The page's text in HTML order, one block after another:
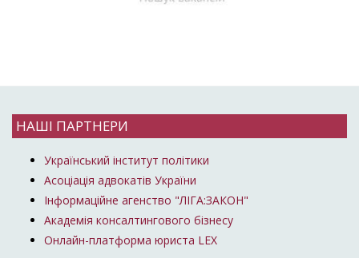
НАШІ ПАРТНЕРИ
Український інститут політики
Асоціація адвокатів України
Інформаційне агенство "ЛІГА:ЗАКОН"
Академія консалтингового бізнесу
Онлайн-платформа юриста LEX